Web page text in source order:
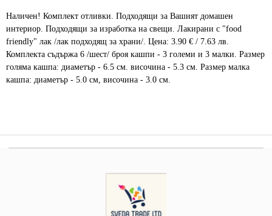
Наличен! Комплект отливки. Подходящи за Вашият домашен
интериор. Подходящи за изработка на свещи. Лакирани с "food
friendly" лак /лак подходящ за храни/. Цена: 3.90 € / 7.63 лв.
Комплекта съдържа 6 /шест/ броя кашпи - 3 големи и 3 малки. Размер
голяма кашпа: диаметър - 6.5 см. височина - 5.3 см. Размер малка
кашпа: диаметър - 5.0 см, височина - 3.0 см.